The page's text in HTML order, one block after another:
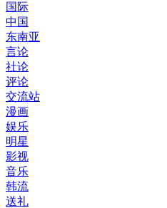
国际
中国
东南亚
言论
社论
评论
交流站
漫画
娱乐
明星
影视
音乐
韩流
送礼